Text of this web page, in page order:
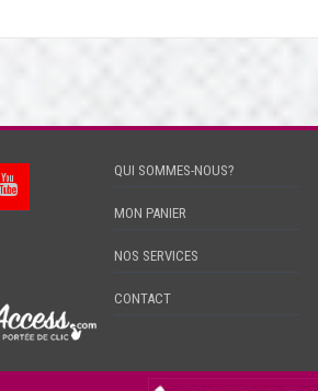
QUI SOMMES-NOUS?
MON PANIER
NOS SERVICES
CONTACT